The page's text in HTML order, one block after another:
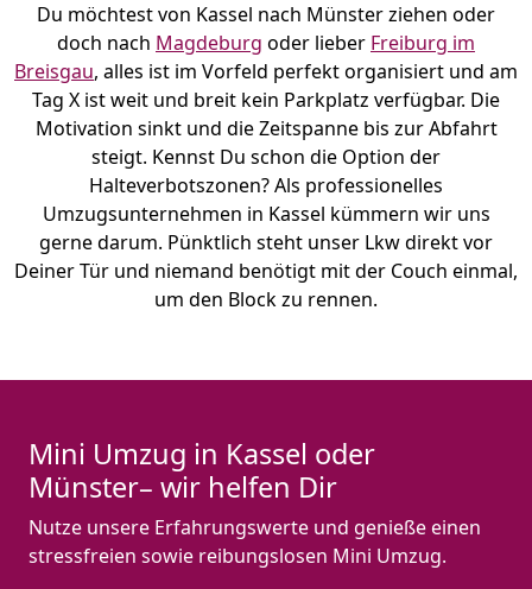
Du möchtest von Kassel nach Münster ziehen oder
doch nach Magdeburg oder lieber Freiburg im
Breisgau, alles ist im Vorfeld perfekt organisiert und am
Tag X ist weit und breit kein Parkplatz verfügbar. Die
Motivation sinkt und die Zeitspanne bis zur Abfahrt
steigt. Kennst Du schon die Option der
Halteverbotszonen? Als professionelles
Umzugsunternehmen in Kassel kümmern wir uns
gerne darum. Pünktlich steht unser Lkw direkt vor
Deiner Tür und niemand benötigt mit der Couch einmal,
um den Block zu rennen.
Mini Umzug in Kassel oder
Münster– wir helfen Dir
Nutze unsere Erfahrungswerte und genieße einen
stressfreien sowie reibungslosen Mini Umzug.